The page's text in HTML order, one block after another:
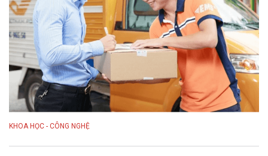
KHOA HỌC - CÔNG NGHỆ